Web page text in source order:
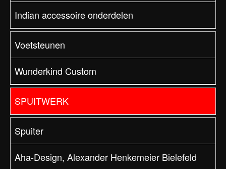
Indian accessoire onderdelen
Voetsteunen
Wunderkind Custom
SPUITWERK
Spuiter
Aha-Design, Alexander Henkemeier Bielefeld